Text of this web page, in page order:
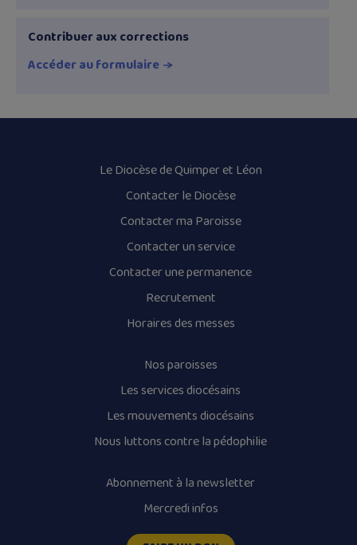
Contribuer aux corrections
Accéder au formulaire
Le Diocèse de Quimper et Léon
Contacter le Diocèse
Contacter ma Paroisse
Contacter un service
Contacter une permanence
Recrutement
Horaires des messes
Nos paroisses
Les services diocésains
Les mouvements diocésains
Nous luttons contre la pédophilie
Abonnement à la newsletter
Mercredi infos